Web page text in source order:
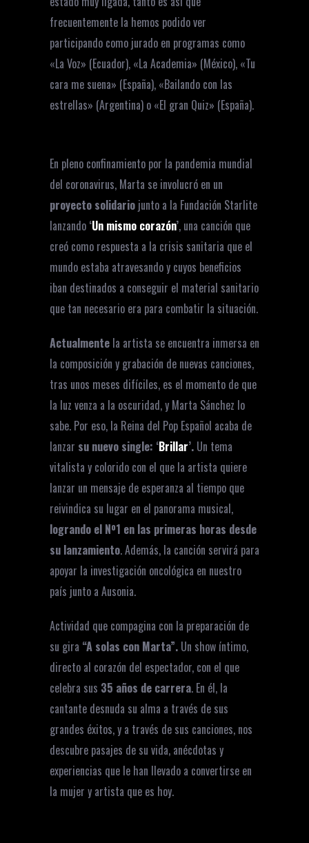
frecuentemente la hemos podido ver
participando como jurado en programas como
«La Voz» (Ecuador), «La Academia» (México), «Tu
cara me suena» (España), «Bailando con las
estrellas» (Argentina) o «El gran Quiz» (España).
En pleno confinamiento por la pandemia mundial
del coronavirus, Marta se involucró en un
proyecto solidariojunto a la Fundación Starlite
lanzando ‘Un mismo corazón’, una canción que
creó como respuesta a la crisis sanitaria que el
mundo estaba atravesando y cuyos beneficios
iban destinados a conseguir el material sanitario
que tan necesario era para combatir la situación.
Actualmentela artista se encuentra inmersa en
la composición y grabación de nuevas canciones,
tras unos meses difíciles, es el momento de que
la luz venza a la oscuridad, y Marta Sánchez lo
sabe. Por eso, la Reina del Pop Español acaba de
lanzar su nuevo single: ‘Brillar’.Un tema
vitalista y colorido con el que la artista quiere
lanzar un mensaje de esperanza al tiempo que
reivindica su lugar en el panorama musical,
logrando el Nº1 en las primeras horas desde
su lanzamiento. Además, la canción servirá para
apoyar la investigación oncológica en nuestro
país junto a Ausonia.
Actividad que compagina con la preparación de
su gira “A solas con Marta”. Un show íntimo,
directo al corazón del espectador, con el que
celebra sus 35 años de carrera. En él, la
cantante desnuda su alma a través de sus
grandes éxitos, y a través de sus canciones, nos
descubre pasajes de su vida, anécdotas y
experiencias que le han llevado a convertirse en
la mujer y artista que es hoy.